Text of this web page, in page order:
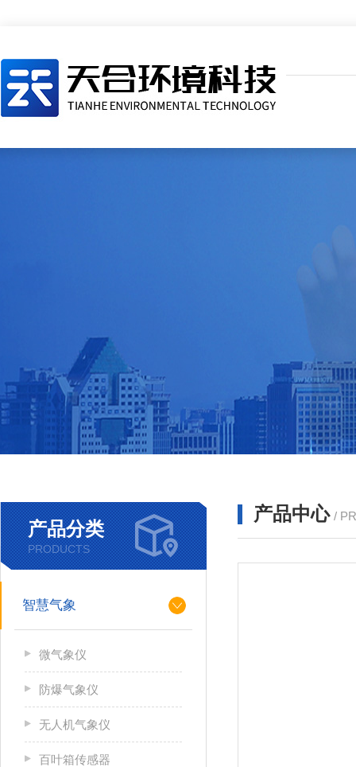
产品分类
PRODUCTS
智慧气象
微气象仪
防爆气象仪
无人机气象仪
百叶箱传感器
产品中心 /